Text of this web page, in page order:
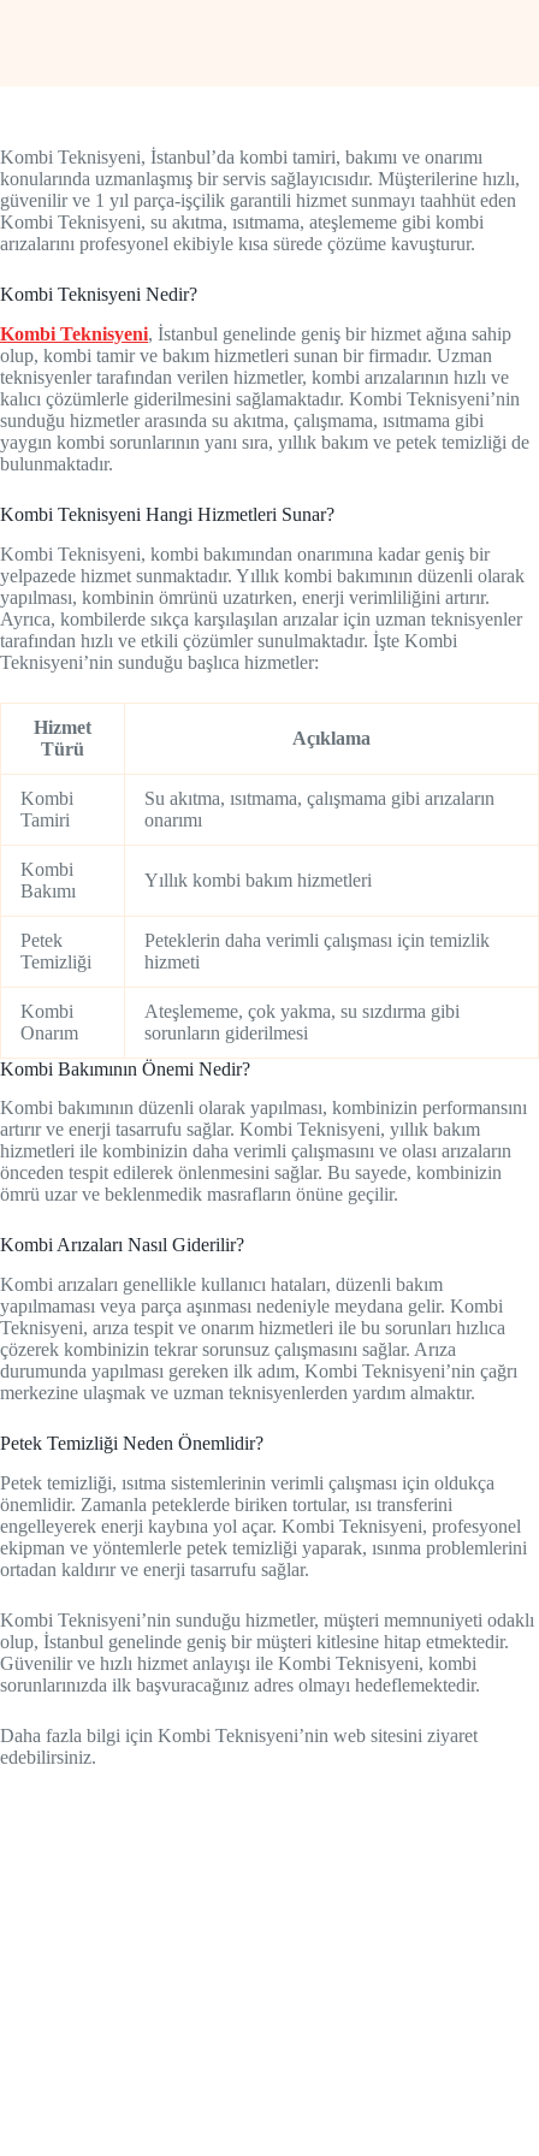
Kombi Teknisyeni, İstanbul’da kombi tamiri, bakımı ve onarımı
konularında uzmanlaşmış bir servis sağlayıcısıdır. Müşterilerine hızlı,
güvenilir ve 1 yıl parça-işçilik garantili hizmet sunmayı taahhüt eden
Kombi Teknisyeni, su akıtma, ısıtmama, ateşlememe gibi kombi
arızalarını profesyonel ekibiyle kısa sürede çözüme kavuşturur.
Kombi Teknisyeni Nedir?
Kombi Teknisyeni, İstanbul genelinde geniş bir hizmet ağına sahip
olup, kombi tamir ve bakım hizmetleri sunan bir firmadır. Uzman
teknisyenler tarafından verilen hizmetler, kombi arızalarının hızlı ve
kalıcı çözümlerle giderilmesini sağlamaktadır. Kombi Teknisyeni’nin
sunduğu hizmetler arasında su akıtma, çalışmama, ısıtmama gibi
yaygın kombi sorunlarının yanı sıra, yıllık bakım ve petek temizliği de
bulunmaktadır.
Kombi Teknisyeni Hangi Hizmetleri Sunar?
Kombi Teknisyeni, kombi bakımından onarımına kadar geniş bir
yelpazede hizmet sunmaktadır. Yıllık kombi bakımının düzenli olarak
yapılması, kombinin ömrünü uzatırken, enerji verimliliğini artırır.
Ayrıca, kombilerde sıkça karşılaşılan arızalar için uzman teknisyenler
tarafından hızlı ve etkili çözümler sunulmaktadır. İşte Kombi
Teknisyeni’nin sunduğu başlıca hizmetler:
Hizmet
Türü
Açıklama
Kombi
Tamiri
Su akıtma, ısıtmama, çalışmama gibi arızaların
onarımı
Kombi
Bakımı
Yıllık kombi bakım hizmetleri
Petek
Temizliği
Peteklerin daha verimli çalışması için temizlik
hizmeti
Kombi
Onarım
Ateşlememe, çok yakma, su sızdırma gibi
sorunların giderilmesi
Kombi Bakımının Önemi Nedir?
Kombi bakımının düzenli olarak yapılması, kombinizin performansını
artırır ve enerji tasarrufu sağlar. Kombi Teknisyeni, yıllık bakım
hizmetleri ile kombinizin daha verimli çalışmasını ve olası arızaların
önceden tespit edilerek önlenmesini sağlar. Bu sayede, kombinizin
ömrü uzar ve beklenmedik masrafların önüne geçilir.
Kombi Arızaları Nasıl Giderilir?
Kombi arızaları genellikle kullanıcı hataları, düzenli bakım
yapılmaması veya parça aşınması nedeniyle meydana gelir. Kombi
Teknisyeni, arıza tespit ve onarım hizmetleri ile bu sorunları hızlıca
çözerek kombinizin tekrar sorunsuz çalışmasını sağlar. Arıza
durumunda yapılması gereken ilk adım, Kombi Teknisyeni’nin çağrı
merkezine ulaşmak ve uzman teknisyenlerden yardım almaktır.
Petek Temizliği Neden Önemlidir?
Petek temizliği, ısıtma sistemlerinin verimli çalışması için oldukça
önemlidir. Zamanla peteklerde biriken tortular, ısı transferini
engelleyerek enerji kaybına yol açar. Kombi Teknisyeni, profesyonel
ekipman ve yöntemlerle petek temizliği yaparak, ısınma problemlerini
ortadan kaldırır ve enerji tasarrufu sağlar.
Kombi Teknisyeni’nin sunduğu hizmetler, müşteri memnuniyeti odaklı
olup, İstanbul genelinde geniş bir müşteri kitlesine hitap etmektedir.
Güvenilir ve hızlı hizmet anlayışı ile Kombi Teknisyeni, kombi
sorunlarınızda ilk başvuracağınız adres olmayı hedeflemektedir.
Daha fazla bilgi için Kombi Teknisyeni’nin web sitesini ziyaret
edebilirsiniz.